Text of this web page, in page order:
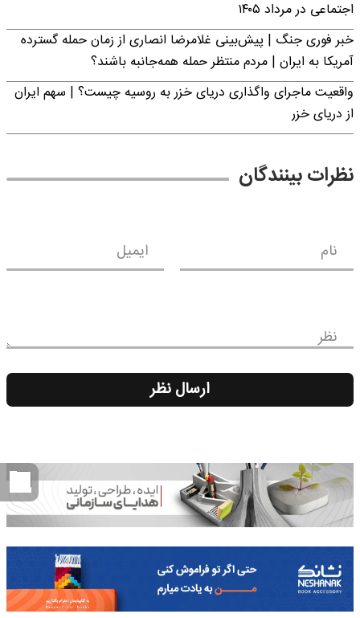
اجتماعی در مرداد ۱۴۰۵
خبر فوری جنگ | پیش‌بینی غلامرضا انصاری از زمان حمله گسترده
آمریکا به ایران | مردم منتظر حمله همه‌جانبه باشند؟
واقعیت ماجرای واگذاری دریای خزر به روسیه چیست؟ | سهم ایران
از دریای خزر
نظرات بینندگان
نام ایمیل
نظر
ارسال نظر